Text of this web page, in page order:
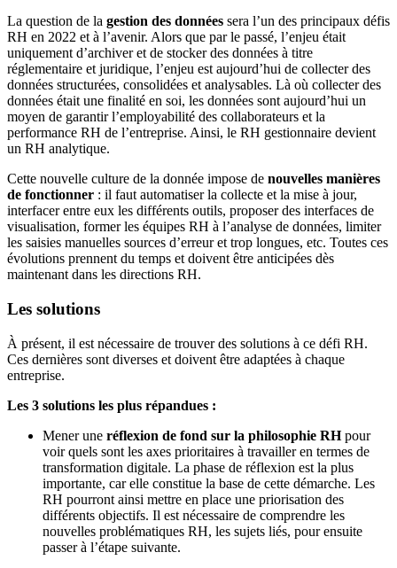
La question de la gestion des données sera l’un des principaux défis
RH en 2022 et à l’avenir. Alors que par le passé, l’enjeu était
uniquement d’archiver et de stocker des données à titre
réglementaire et juridique, l’enjeu est aujourd’hui de collecter des
données structurées, consolidées et analysables. Là où collecter des
données était une finalité en soi, les données sont aujourd’hui un
moyen de garantir l’employabilité des collaborateurs et la
performance RH de l’entreprise. Ainsi, le RH gestionnaire devient
un RH analytique.
Cette nouvelle culture de la donnée impose de nouvelles manières
de fonctionner : il faut automatiser la collecte et la mise à jour,
interfacer entre eux les différents outils, proposer des interfaces de
visualisation, former les équipes RH à l’analyse de données, limiter
les saisies manuelles sources d’erreur et trop longues, etc. Toutes ces
évolutions prennent du temps et doivent être anticipées dès
maintenant dans les directions RH.
Les solutions
À présent, il est nécessaire de trouver des solutions à ce défi RH.
Ces dernières sont diverses et doivent être adaptées à chaque
entreprise.
Les 3 solutions les plus répandues :
Mener une réflexion de fond sur la philosophie RHpour
voir quels sont les axes prioritaires à travailler en termes de
transformation digitale. La phase de réflexion est la plus
importante, car elle constitue la base de cette démarche. Les
RH pourront ainsi mettre en place une priorisation des
différents objectifs. Il est nécessaire de comprendre les
nouvelles problématiques RH, les sujets liés, pour ensuite
passer à l’étape suivante.